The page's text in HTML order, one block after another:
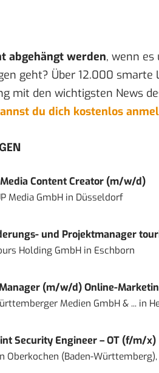
abgehängt werden, wenn es
geht? Über 12.000 smarte
mit den wichtigsten News
du dich kostenlos
Content Creator (m/w/d)
Media GmbHin Düsseldorf
und Projektmanager
Holding GmbHin Eschborn
(m/w/d) Online-
Medien GmbH & ...in
Security Engineer – OT (f/m/x)
Oberkochen (Baden-